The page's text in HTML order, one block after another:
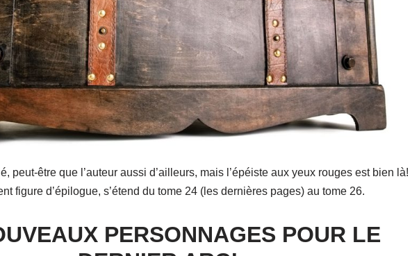
peut-être que l’auteur aussi d’ailleurs, mais l’épéiste aux yeux rouges est bien là!
figure d’épilogue, s’étend du tome 24 (les dernières pages) au tome 26.
PERSONNAGES POUR LE